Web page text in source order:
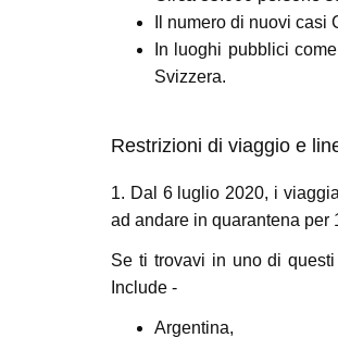
Il numero di nuovi
In luoghi pubblici
Svizzera.
Restrizioni di viaggio e
1. Dal 6 luglio 2020, i
ad andare in quarantena per
Se ti trovavi in ​​uno di
Include -
Argentina,